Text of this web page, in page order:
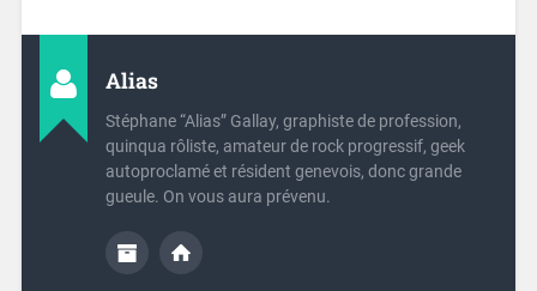
Alias
Stéphane “Alias” Gallay, graphiste de profession,
quinqua rôliste, amateur de rock progressif, geek
autoproclamé et résident genevois, donc grande
gueule. On vous aura prévenu.